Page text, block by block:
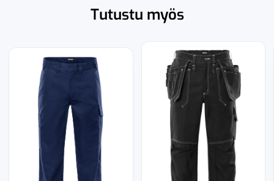
Tutustu myös